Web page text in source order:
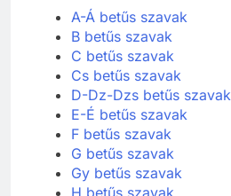
A-Á betűs szavak
B betűs szavak
C betűs szavak
Cs betűs szavak
D-Dz-Dzs betűs szavak
E-É betűs szavak
F betűs szavak
G betűs szavak
Gy betűs szavak
H betűs szavak